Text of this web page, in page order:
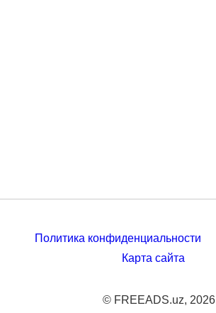
Политика конфиденциальности
Карта сайта
© FREEADS.uz, 2026